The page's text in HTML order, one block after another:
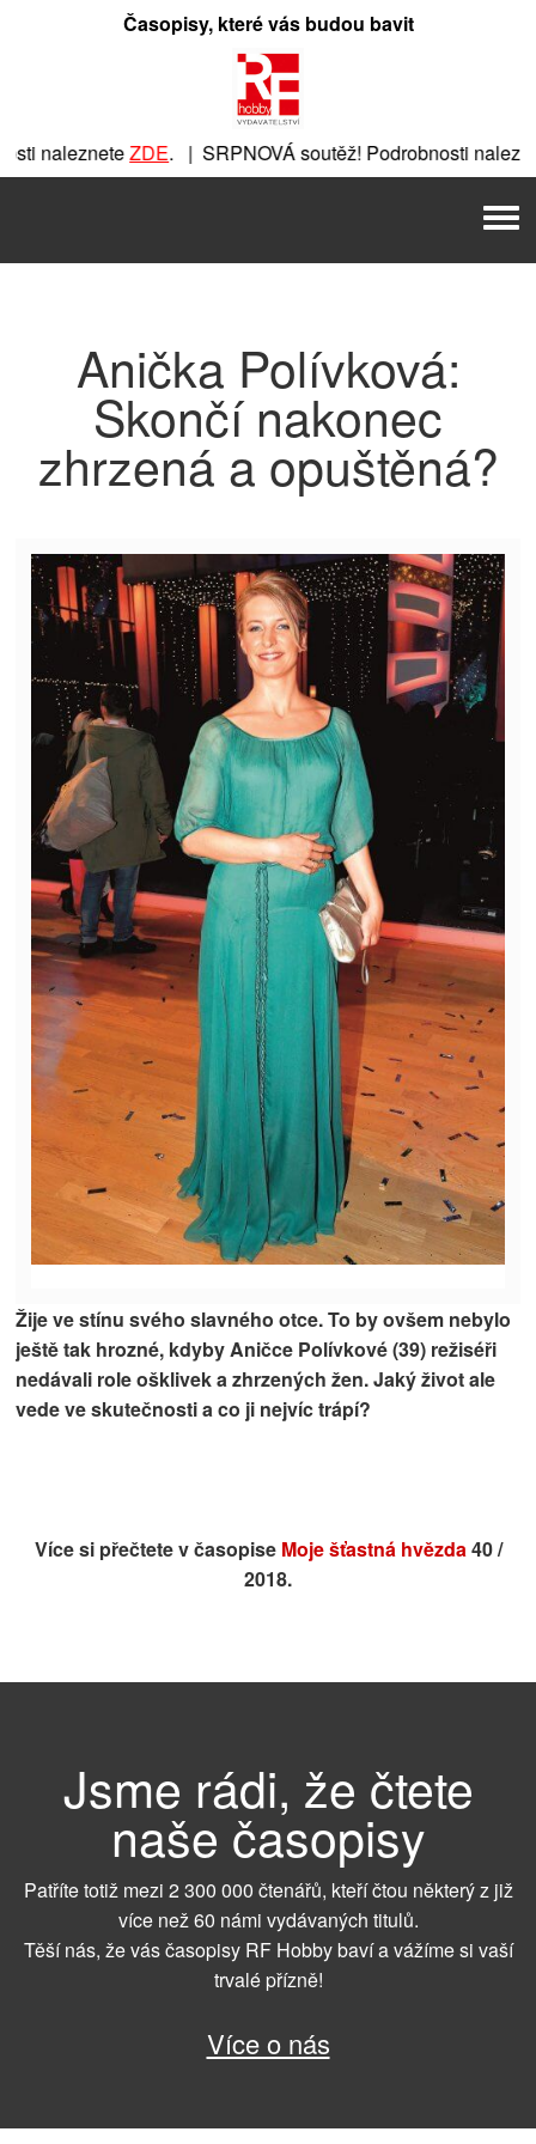
Časopisy, které vás budou bavit
nalezneteZDE. | SRPNOVÁ soutěž! Podrobnosti
. |
Anička Polívková:
Skončí nakonec
zhrzená a opuštěná?
Žije ve stínu svého slavného otce. To by ovšem nebylo
ještě tak hrozné, kdyby Aničce Polívkové (39) režiséři
nedávali role ošklivek a zhrzených žen. Jaký život ale
vede ve skutečnosti a co ji nejvíc trápí?
Více si přečtete v časopise Moje šťastná hvězda40 /
2018.
Jsme rádi, že čtete
naše časopisy
Patříte totiž mezi 2 300 000 čtenářů, kteří čtou některý z již
více než 60 námi vydávaných titulů.
Těší nás, že vás časopisy RF Hobby baví a vážíme si vaší
trvalé přízně!
Více o nás